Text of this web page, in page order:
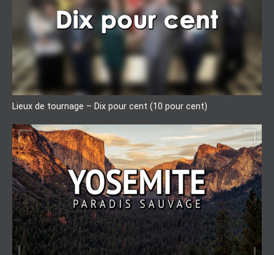
Lieux de tournage – Dix pour cent (10 pour cent)